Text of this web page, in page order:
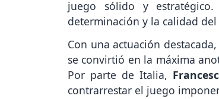
juego sólido y
determinación y la calidad
Con una actuación destacada,
se convirtió en la máxima
Por parte de Italia,
contrarrestar el juego